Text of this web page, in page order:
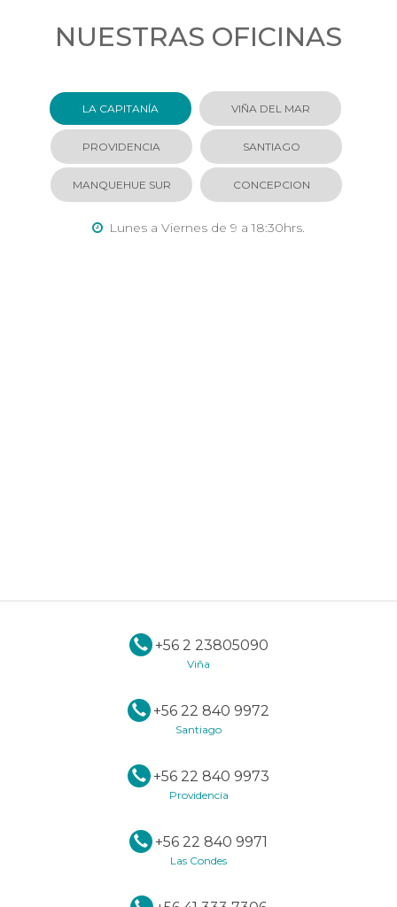
NUESTRAS OFICINAS
LA CAPITANÍA VIÑA DEL MAR
PROVIDENCIA SANTIAGO
MANQUEHUE SUR CONCEPCION
Lunes a Viernes de 9 a 18:30hrs.
+56 2 23805090
Viña
+56 22 840 9972
Santiago
+56 22 840 9973
Providencia
+56 22 840 9971
Las Condes